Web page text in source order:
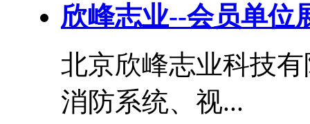
欣峰志业--会员单位
北京欣峰志业科技
消防系统、视...